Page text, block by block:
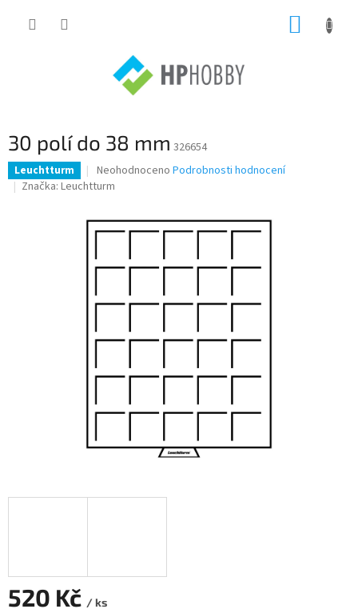
30 polí do 38 mm 326654
Leuchtturm
Průměrné
hodnocení
0,0
5
Neohodnoceno Podrobnosti hodnocení
Značka: Leuchtturm
520 Kč / ks